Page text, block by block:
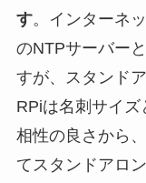
す。インターネ
のNTPサーバー
すが、スタンド
RPiは名刺サイ
相性の良さから
てスタンドアロ